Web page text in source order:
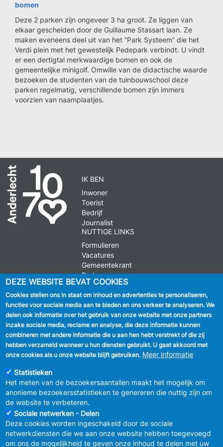
bomen
Deze 2 parken zijn ongeveer 3 ha groot. Ze liggen van
elkaar gescheiden door de Guillaume Stassart laan. Ze
maken eveneens deel uit van het “Park Systeem” die het
Verdi plein met het gewestelijk Pedepark verbindt. U vindt
er een dertigtal merkwaardige bomen en ook de
gemeentelijke minigolf. Omwille van de didactische waarde
bezoeken de studenten van de tuinbouwschool deze
parken regelmatig, verschillende bomen zijn immers
voorzien van naamplaatjes.
IK BEN
Inwoner
Toerist
Bedrijf
Journalist
NUTTIGE LINKS
Formulieren
Vacatures
Gemeentekrant
Parkeren
VOLG ONS
Facebook
Linkedin
Instagram
MENU
FOOTER
LEGAL
Vertrouwelijkheid
Verbeteringsplan
DEZE WEBSITE BEVAT COOKIES
Cookies stellen ons in staat om inhoud en advertenties te personaliseren,
functies voor sociale media aan te bieden en ons verkeer te analyseren. We
delen ook informatie over het gebruik van onze website met onze partners
inzake sociale media, reclame en analyse, die deze informatie kunnen
combineren met andere informatie die u aan hen hebt verstrekt of die zij
hebben verzameld wanneer u hun diensten gebruikt. U gaat akkoord met
onze cookies als u onze website blijft gebruiken. Meer informatie
Statistieken
Het meten van de bezoekersaantallen maakt het mogelijk om
anonieme bezoekersstatistieken te genereren die nuttig zijn om
de website te verbeteren.
Sociale netwerken - Delen
Deze cookies worden ingeschakeld door de sociale
netwerkdiensten die we aan onze website hebben toegevoegd
om ons de mogelijkheid te geven onze inhoud te delen met uw